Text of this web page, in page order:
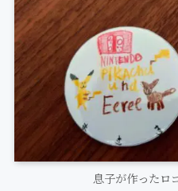
息子が作ったロ